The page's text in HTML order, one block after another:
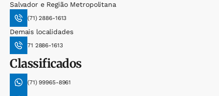
Salvador e Região Metropolitana
(71) 2886-1613
Demais localidades
71 2886-1613
Classificados
(71) 99965-8961